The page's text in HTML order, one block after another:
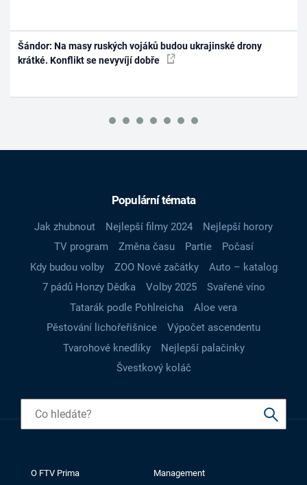
Šándor: Na masy ruských vojáků budou ukrajinské drony
krátké. Konflikt se nevyvíjí dobře
Populární témata
Jak zhubnout Nejlepší filmy 2024
Nejlepší horory
TV program
Změna času Partie
Počasí
Kdy budou volby
ZOO Nové začátky
Auto – katalog
7 pádů Honzy Dědka
Volby 2025
Svařené víno
Tatarák podle Pohlreicha
Aloe vera
Pěstování lichořeřišnice
Výpočet ascendentu
Tvarohové knedlíky
Nejlepší palačinky
Švestkový koláč
O FTV Prima Management